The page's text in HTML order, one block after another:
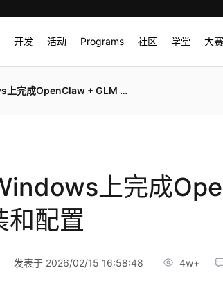
开发 活动 Programs 社区 学堂 大赛
OpenClaw + GLM 5.0的安装和配置
上完成
和配置
发表于 2026/02/15 16:58:48 4w+